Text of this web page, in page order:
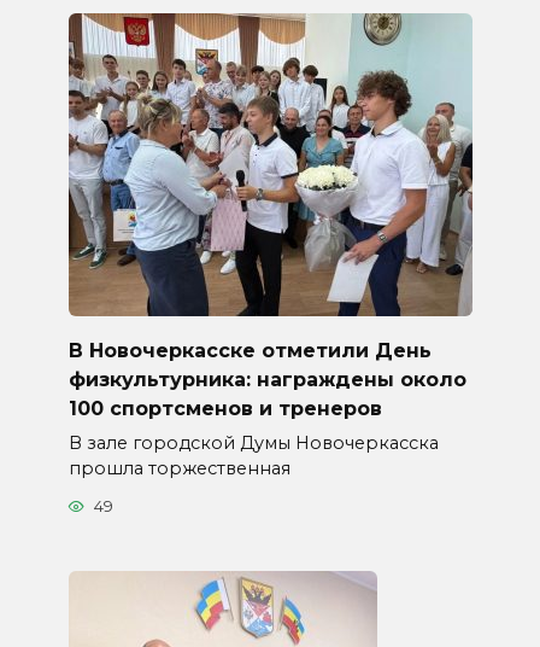
В Новочеркасске отметили День
физкультурника: награждены около
100 спортсменов и тренеров
В зале городской Думы Новочеркасска
прошла торжественная
49